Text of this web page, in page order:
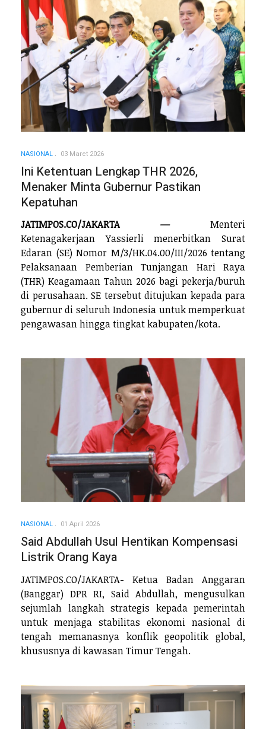
NASIONAL 03 Maret 2026
Ini Ketentuan Lengkap THR 2026,
Menaker Minta Gubernur Pastikan
Kepatuhan
JATIMPOS.CO/JAKARTA —Menteri
Ketenagakerjaan Yassierli menerbitkan Surat
Edaran (SE) Nomor M/3/HK.04.00/III/2026 tentang
Pelaksanaan Pemberian Tunjangan Hari Raya
(THR) Keagamaan Tahun 2026 bagi pekerja/buruh
di perusahaan. SE tersebut ditujukan kepada para
gubernur di seluruh Indonesia untuk memperkuat
pengawasan hingga tingkat kabupaten/kota.
NASIONAL 01 April 2026
Said Abdullah Usul Hentikan Kompensasi
Listrik Orang Kaya
JATIMPOS.CO/JAKARTA- Ketua Badan Anggaran
(Banggar) DPR RI, Said Abdullah, mengusulkan
sejumlah langkah strategis kepada pemerintah
untuk menjaga stabilitas ekonomi nasional di
tengah memanasnya konflik geopolitik global,
khususnya di kawasan Timur Tengah.